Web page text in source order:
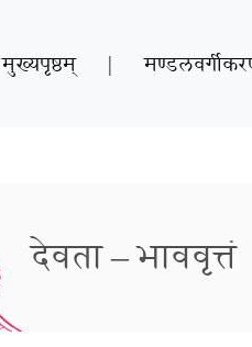
मुख्यपृष्ठम् |
देवता – भाववृत्तं